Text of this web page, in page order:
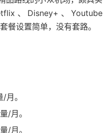
、Disney+、Youtube
餐设置简单，没有套路。
月。
/月。
/月。